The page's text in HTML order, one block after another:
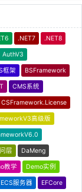
.NET7 .NET8
AuthV3
框架 BSFramework
CMS系统
CSFramework.License
高级版
层 DaMeng
教学 Demo实例
ECS服务器 EFCore